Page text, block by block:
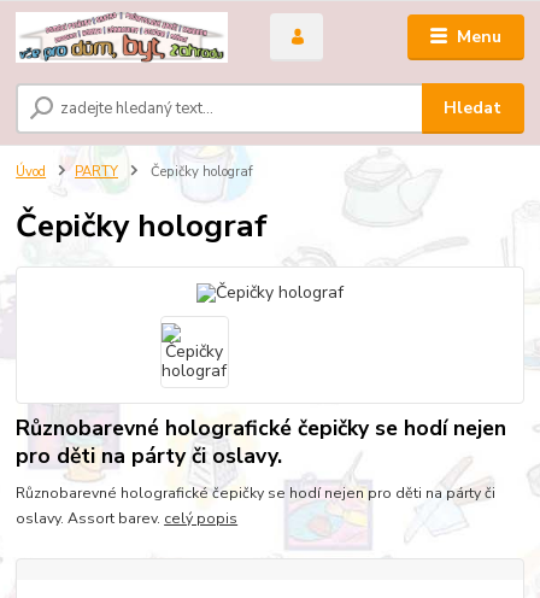
Menu
Hledat
Úvod PARTY Čepičky holograf
Čepičky holograf
Různobarevné holografické čepičky se hodí nejen
pro děti na párty či oslavy.
Různobarevné holografické čepičky se hodí nejen pro děti na párty či
oslavy. Assort barev. celý popis